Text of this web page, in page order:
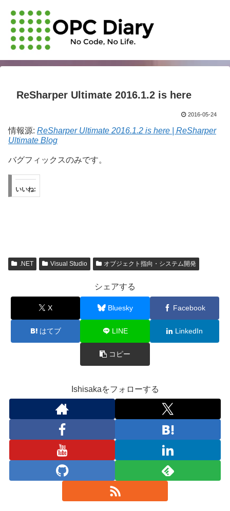
ReSharper Ultimate 2016.1.2 is here
2016-05-24
情報源: ReSharper Ultimate 2016.1.2 is here | ReSharper
Ultimate Blog
バグフィックスのみです。
いいね:
.NET Visual Studio オブジェクト指向・システム開発
シェアする
X Bluesky Facebook
はてブ LINE LinkedIn
コピー
Ishisakaをフォローする